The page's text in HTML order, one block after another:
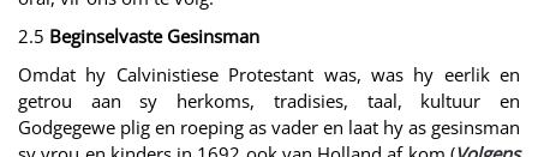
2.5 Beginselvaste Gesinsman
Omdat hy Calvinistiese Protestant was, was hy eerlik en
getrou aan sy herkoms, tradisies, taal, kultuur en
Godgegewe plig en roeping as vader en laat hy as gesinsman